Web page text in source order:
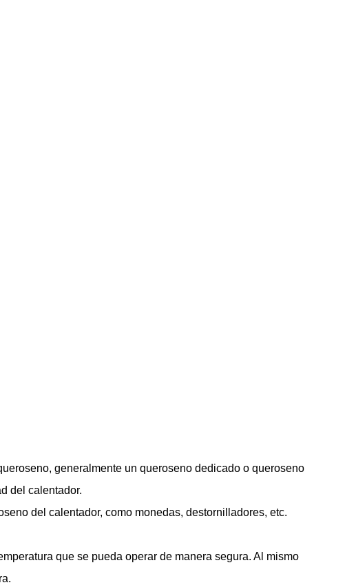
generalmente un queroseno dedicado o queroseno
del calentador.
del calentador, como monedas, destornilladores, etc.
que se pueda operar de manera segura. Al mismo